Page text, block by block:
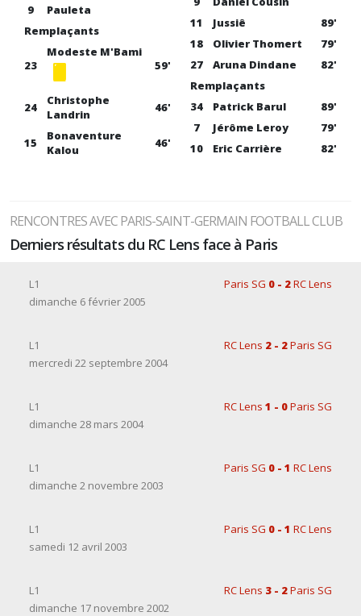
9
Pauleta
Remplaçants
23
Modeste M'Bami
59'
24
Christophe
Landrin
46'
15
Bonaventure
Kalou
46'
11
Jussiê
89'
18
Olivier Thomert
79'
27
Aruna Dindane
82'
Remplaçants
34
Patrick Barul
89'
7
Jérôme Leroy
79'
10
Eric Carrière 82'
RENCONTRES AVEC PARIS-SAINT-GERMAIN FOOTBALL CLUB
Derniers résultats du RC Lens face à Paris
L1 Paris SG 0 - 2RC Lens
dimanche 6 février 2005
L1 RC Lens 2 - 2Paris SG
mercredi 22 septembre 2004
L1 RC Lens 1 - 0Paris SG
dimanche 28 mars 2004
L1 Paris SG 0 - 1 RC Lens
dimanche 2 novembre 2003
L1 Paris SG 0 - 1 RC Lens
samedi 12 avril 2003
L1 RC Lens 3 - 2Paris SG
dimanche 17 novembre 2002